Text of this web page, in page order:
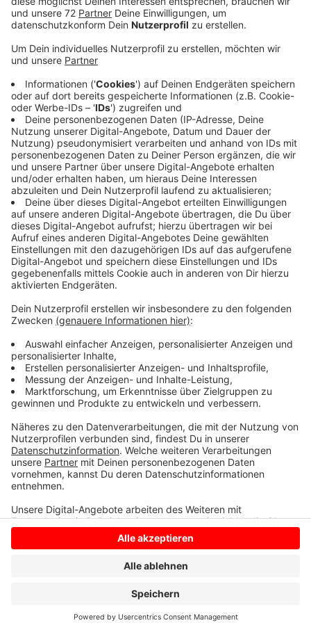
In den Hallen der Firma ETS – Erd- und
Tiefbauarbeiten in Senden stehen Maschinen, die sich
automatisch sofort abschalten, wenn Mitarbeiter sie
gerade nicht brauchen. Vergleichbar mit einem
Handydisplay, das sofort schwarz wird. Und die Firma
will noch weiter gehen: Sie plant Solaranlagen auf den
Dächern und den Fuhrpark auf Elektro umzustellen.
Gespannt ist sie dabei auf den ersten E-Bagger, den es
bald gibt. Solar ist ein großes Thema bei Unternehmen.
Der Maschinen-Hersteller Franz Ziel in Billerbeck nutzt
bereits Sonnen-Energie. Der Kunststoffvertrieb Bülte
in Lüdinghausen hat das noch vor. Auch sparsames
Licht spielt eine große Rolle. Der Boden-Hersteller
Parador in Coesfeld beispielsweise hat LED-Lampen
mit Bewegungsmelder installiert. Sein großes Ziel ist
Das Bundeswirtschaftsministerium plant noch im
Sommer ein Gas-Auktionsmodell. Dieses soll
Unternehmen Anreize bieten, Gas einzusparen.
Anzeige
Anzeige